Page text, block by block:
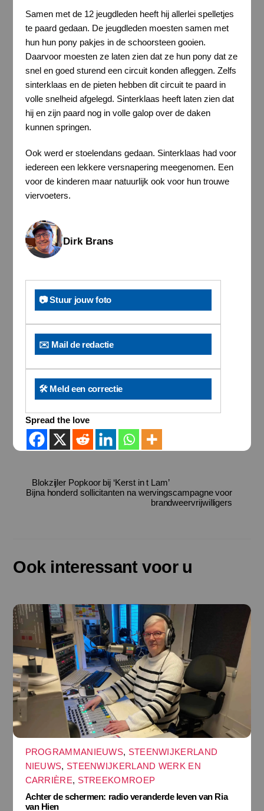
Samen met de 12 jeugdleden heeft hij allerlei spelletjes
te paard gedaan. De jeugdleden moesten samen met
hun hun pony pakjes in de schoorsteen gooien.
Daarvoor moesten ze laten zien dat ze hun pony dat ze
snel en goed sturend een circuit konden afleggen. Zelfs
sinterklaas en de pieten hebben dit circuit te paard in
volle snelheid afgelegd. Sinterklaas heeft laten zien dat
hij en zijn paard nog in volle galop over de daken
kunnen springen.
Ook werd er stoelendans gedaan. Sinterklaas had voor
iedereen een lekkere versnapering meegenomen. Een
voor de kinderen maar natuurlijk ook voor hun trouwe
viervoeters.
Dirk Brans
📷 Stuur jouw foto
✉️ Mail de redactie
🛠️ Meld een correctie
Spread the love
Blokzijler Popkoor bij ‘Kerst in t Lam’
Bijna honderd sollicitanten na wervingscampagne voor
brandweervrijwilligers
Ook interessant voor u
PROGRAMMANIEUWS, STEENWIJKERLAND
NIEUWS, STEENWIJKERLAND WERK EN
CARRIÈRE, STREEKOMROEP
Achter de schermen: radio veranderde leven van Ria
van Hien